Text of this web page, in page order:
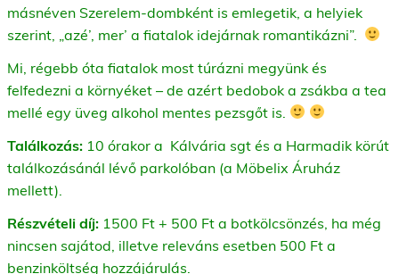
másnéven Szerelem-dombként is emlegetik, a helyiek
szerint, „azé’, mer’ a fiatalok idejárnak romantikázni”.
Mi, régebb óta fiatalok most túrázni megyünk és
felfedezni a környéket – de azért bedobok a zsákba a tea
mellé egy üveg alkohol mentes pezsgőt is.
Találkozás: 10 órakor a Kálvária sgt és a Harmadik körút
találkozásánál lévő parkolóban (a Möbelix Áruház
mellett).
Részvételi díj: 1500 Ft + 500 Ft a botkölcsönzés, ha még
nincsen sajátod, illetve releváns esetben 500 Ft a
benzinköltség hozzájárulás.